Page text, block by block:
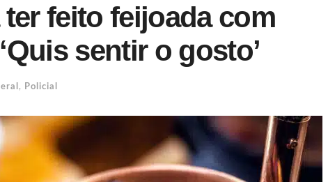
feito feijoada com
sentir o gosto’
, Policial